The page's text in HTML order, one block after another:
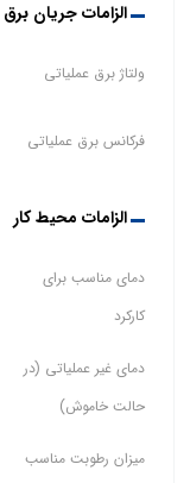
الزامات جریان برق
ولتاژ برق عملیاتی
فرکانس برق عملیاتی
الزامات محیط کار
دمای مناسب برای
کارکرد
دمای غیر عملیاتی (در
حالت خاموش)
میزان رطوبت مناسب